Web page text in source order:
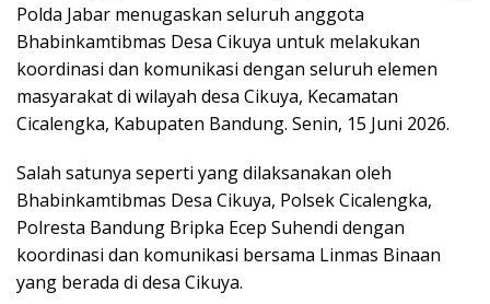
Polda Jabar menugaskan seluruh anggota
Bhabinkamtibmas Desa Cikuya untuk melakukan
koordinasi dan komunikasi dengan seluruh elemen
masyarakat di wilayah desa Cikuya, Kecamatan
Cicalengka, Kabupaten Bandung. Senin, 15 Juni 2026.
Salah satunya seperti yang dilaksanakan oleh
Bhabinkamtibmas Desa Cikuya, Polsek Cicalengka,
Polresta Bandung Bripka Ecep Suhendi dengan
koordinasi dan komunikasi bersama Linmas Binaan
yang berada di desa Cikuya.